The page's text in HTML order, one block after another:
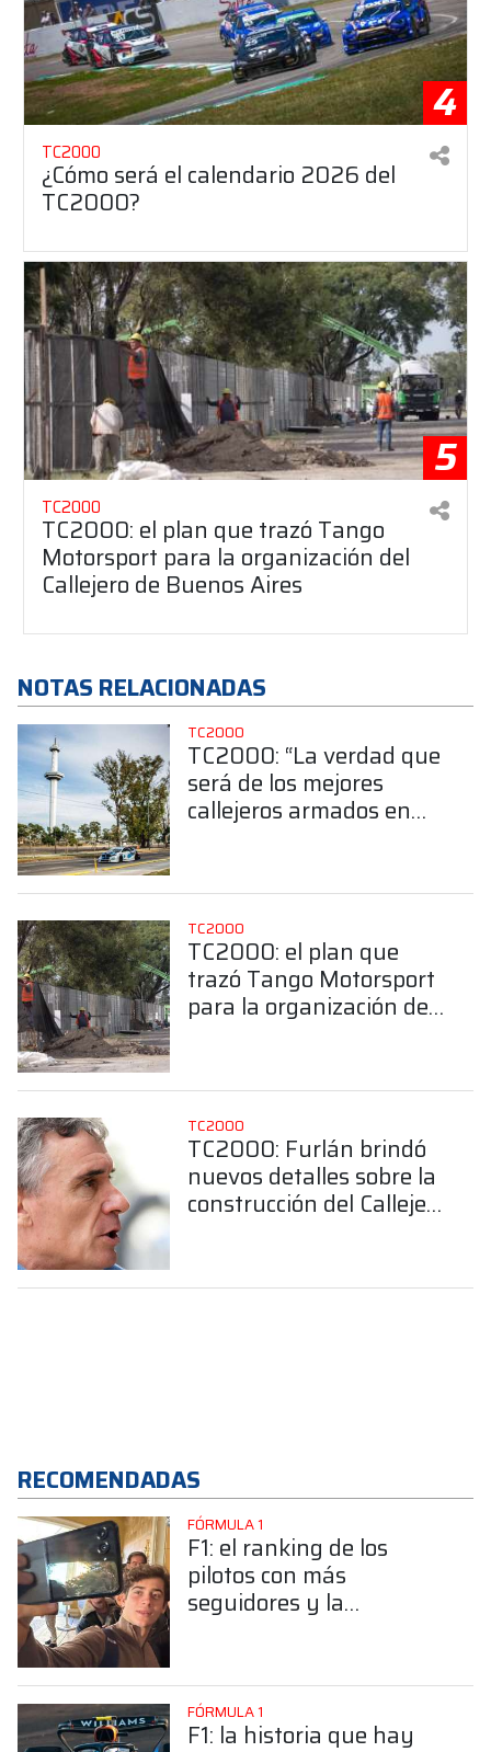
4
TC2000
¿Cómo será el calendario 2026 del
TC2000?
5
TC2000
TC2000: el plan que trazó Tango
Motorsport para la organización del
Callejero de Buenos Aires
NOTAS RELACIONADAS
TC2000
TC2000: “La verdad que
será de los mejores
callejeros armados en
TC2000
TC2000: el plan que
trazó Tango Motorsport
para la organización del
TC2000
TC2000: Furlán brindó
nuevos detalles sobre la
construcción del Callejero
RECOMENDADAS
FÓRMULA 1
F1: el ranking de los
pilotos con más
seguidores y la
FÓRMULA 1
F1: la historia que hay